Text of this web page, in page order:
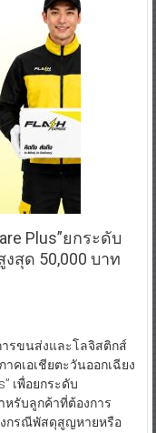
Plus”ยกระดับ
สุด 50,000 บาท
รขนส่งและโลจิสติกส์
คเอเชียตะวันออกเฉียง
เพื่อยกระดับ
รับลูกค้าที่ต้องการ
งกรณีพัสดุสูญหายหรือ